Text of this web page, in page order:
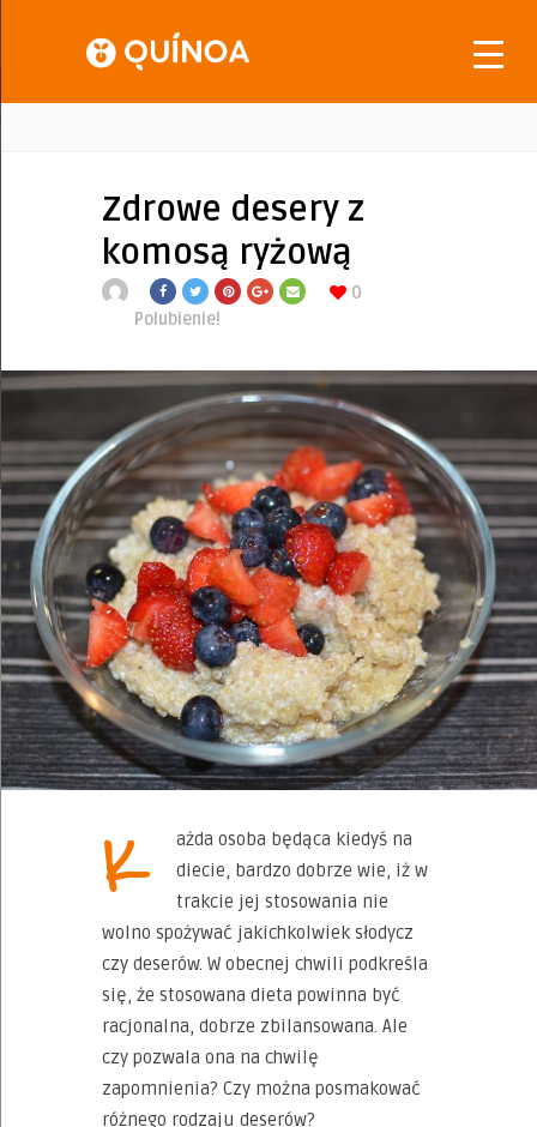
Zdrowe desery z
komosą ryżową
0
Polubienie!
K
ażda osoba będąca kiedyś na
diecie, bardzo dobrze wie, iż w
trakcie jej stosowania nie
wolno spożywać jakichkolwiek słodycz
czy deserów. W obecnej chwili podkreśla
się, że stosowana dieta powinna być
racjonalna, dobrze zbilansowana. Ale
czy pozwala ona na chwilę
zapomnienia? Czy można posmakować
różnego rodzaju deserów?